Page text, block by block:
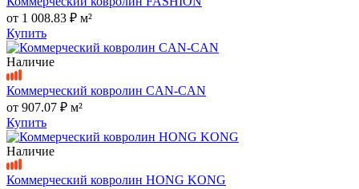
от 1 008.83 ₽ м²
Купить
Наличие
Коммерческий ковролин CAN-CAN
от 907.07 ₽ м²
Купить
Наличие
Коммерческий ковролин HONG KONG